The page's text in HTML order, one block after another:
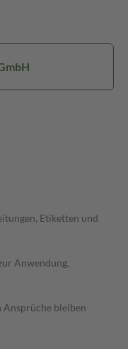
Etiketten und
Anwendung,
bleiben